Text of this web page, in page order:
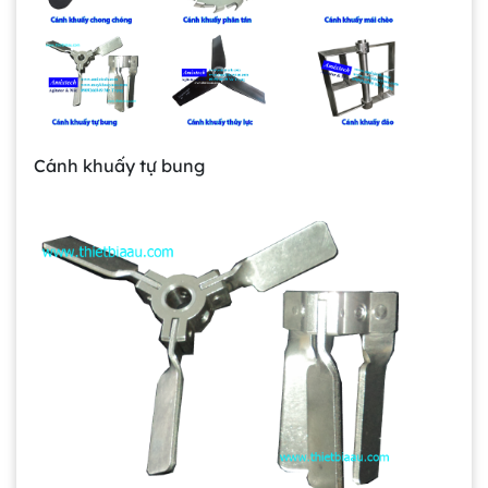
Cánh khuấy tự bung
Gia công bồn khuấy, silo chứa nguyên liệu
tại công ty Á Âu
tạo và cách chọn mua hiệu quả
Bồn Khuấy Phụ Gia Sơn - Giải Pháp Tối Ưu
Cho Ngành Sơn Phủ
Dự án máy khuấy trộn bồn bể công nghiệp
Bồn khuấy thực phẩm 8000 lít là gì? Cấu tạo,
đặc điểm và lý do nên dùng inox
Trong ngành chế biến thực phẩm hiện